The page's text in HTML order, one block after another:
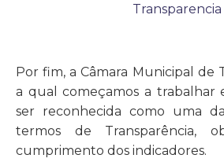
Transparencia
Por fim, a Câmara Municipal de
a qual começamos a trabalhar
ser reconhecida como uma
termos de Transparência,
cumprimento dos indicadores.